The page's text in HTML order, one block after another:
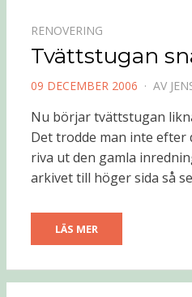
RENOVERING
Tvättstugan
PUBLICERAD
09 DECEMBER 2006 AV
Nu börjar tvättstugan
Det trodde man inte efter
riva ut den gamla
arkivet till höger sida så
LÄS MER